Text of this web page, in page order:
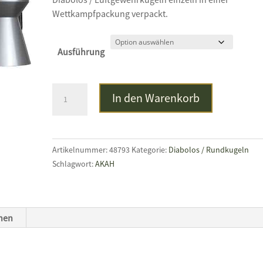
Wettkampfpackung verpackt.
Ausführung
Premium
0,535g
Menge
In den Warenkorb
Artikelnummer:48793 Kategorie: Diabolos / Rundkugeln
Schlagwort:AKAH